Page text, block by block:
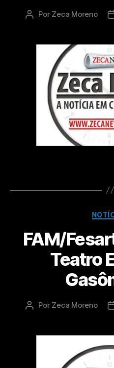
Por Zeca Moreno
FAM/
Teatro
Por Zeca Moreno